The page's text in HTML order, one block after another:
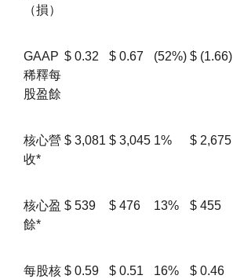
（損）
GAAP
稀釋每
股盈餘
$ 0.32 $ 0.67 (52%) $ (1.66)
核心營
收*
$ 3,081 $ 3,045 1% $ 2,675
核心盈
餘*
$ 539 $ 476 13% $ 455
每股核 $ 0.59 $ 0.51 16% $ 0.46